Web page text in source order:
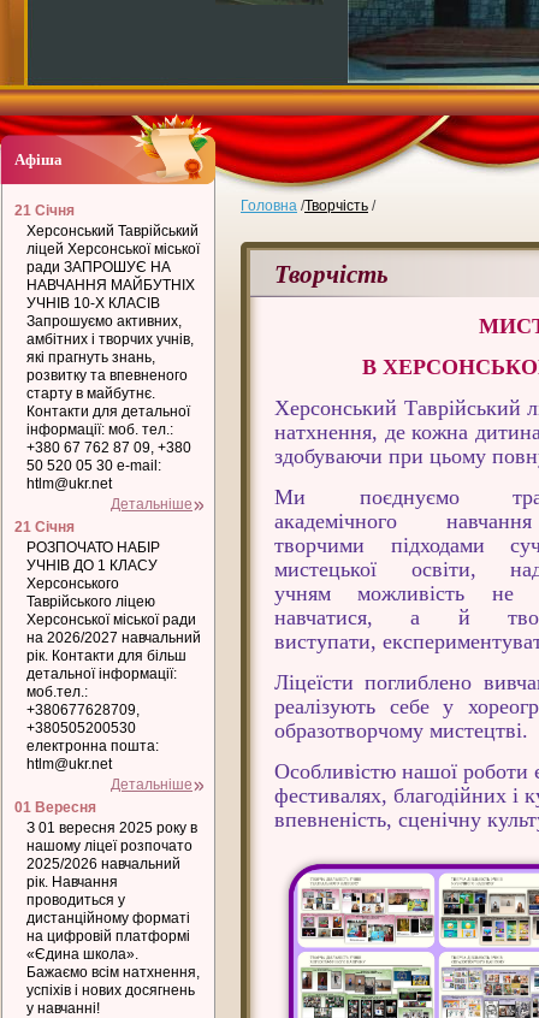
Головна /Творчість /
Творчість
В
Херсонський Таврійський
натхнення, де кожна
здобуваючи при цьому
Ми поєднуємо
академічного
творчими підходами
мистецької освіти,
учням можливість не
навчатися, а й
виступати,
Ліцеїсти поглиблено
реалізують себе у
образотворчому мистецтві.
Особливістю нашої роботи
фестивалях, благодійних
впевненість, сценічну
Афіша
21 Січня
Херсонський Таврійський
ліцей Херсонської міської
ради ЗАПРОШУЄ НА
НАВЧАННЯ МАЙБУТНІХ
УЧНІВ 10-Х КЛАСІВ
Запрошуємо активних,
амбітних і творчих учнів,
які прагнуть знань,
розвитку та впевненого
старту в майбутнє.
Контакти для детальної
інформації: моб. тел.:
+380 67 762 87 09, +380
50 520 05 30 e-mail:
htlm@ukr.net
Детальніше
21 Січня
РОЗПОЧАТО НАБІР
УЧНІВ ДО 1 КЛАСУ
Херсонського
Таврійського ліцею
Херсонської міської ради
на 2026/2027 навчальний
рік. Контакти для більш
детальної інформації:
моб.тел.:
+380677628709,
+380505200530
електронна пошта:
htlm@ukr.net
Детальніше
01 Вересня
З 01 вересня 2025 року в
нашому ліцеї розпочато
2025/2026 навчальний
рік. Навчання
проводиться у
дистанційному форматі
на цифровій платформі
«Єдина школа».
Бажаємо всім натхнення,
успіхів і нових досягнень
у навчанні!